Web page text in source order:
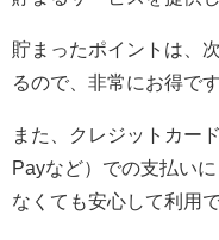
貯まったポイントは、
るので、非常にお得です
また、クレジットカー
Payなど）での支払い
なくても安心して利用